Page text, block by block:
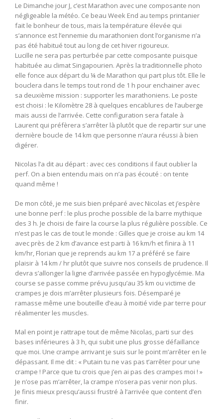
Le Dimanche jour J, c’est Marathon avec une composante non
négligeable la météo. Ce beau Week End au temps printanier
fait le bonheur de tous, mais la température élevée qui
s’annonce est l’ennemie du marathonien dont l’organisme n’a
pas été habitué tout au long de cet hiver rigoureux.
Lucille ne sera pas perturbée par cette composante puisque
habituée au climat Singapourien. Après la traditionnelle photo
elle fonce aux départ du ¼ de Marathon qui part plus tôt. Elle le
bouclera dans le temps tout rond de 1 h pour enchainer avec
sa deuxième mission : supporter les marathoniens. Le poste
est choisi : le Kilomètre 28 à quelques encablures de l’auberge
mais aussi de l’arrivée. Cette configuration sera fatale à
Laurent qui préfèrera s’arrêter là plutôt que de repartir sur une
dernière boucle de 14 km que personne n’aura réussi à bien
digérer.
Nicolas l’a dit au départ : avec ces conditions il faut oublier la
perf. On a bien entendu mais on n’a pas écouté : on tente
quand même !
De mon côté, je me suis bien préparé avec Nicolas et j’espère
une bonne perf : le plus proche possible de la barre mythique
des 3 h. Je choisi de faire la course la plus régulière possible. Ce
n’est pas le cas de tout le monde : Gilles que je croise au km 14
avec près de 2 km d’avance est parti à 16 km/h et finira à 11
km/hr, Florian que je reprends au km 17 a préféré se faire
plaisir à 14 km / hr plutôt que suivre nos conseils de prudence. Il
devra s’allonger la ligne d’arrivée passée en hypoglycémie. Ma
course se passe comme prévu jusqu’au 35 km ou victime de
crampes je dois m’arrêter plusieurs fois. Désemparé je
ramasse même une bouteille d’eau à moitié vide par terre pour
réalimenter les muscles.
Mal en point je rattrape tout de même Nicolas, parti sur des
bases inférieures à 3 h, qui subit une plus grosse défaillance
que moi. Une crampe arrivant je suis sur le point m’arrêter en le
dépassant. Il me dit : « Putain tu ne vas pas t’arrêter pour une
crampe ! Parce que tu crois que j’en ai pas des crampes moi ! »
Je n’ose pas m’arrêter, la crampe n’osera pas venir non plus.
Je finis mieux presqu’aussi frustré à l’arrivée que content d’en
finir.